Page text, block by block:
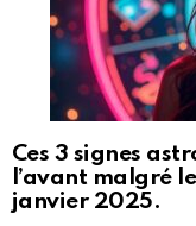
Ces 3 signes
l’avant malgré
janvier 2025.